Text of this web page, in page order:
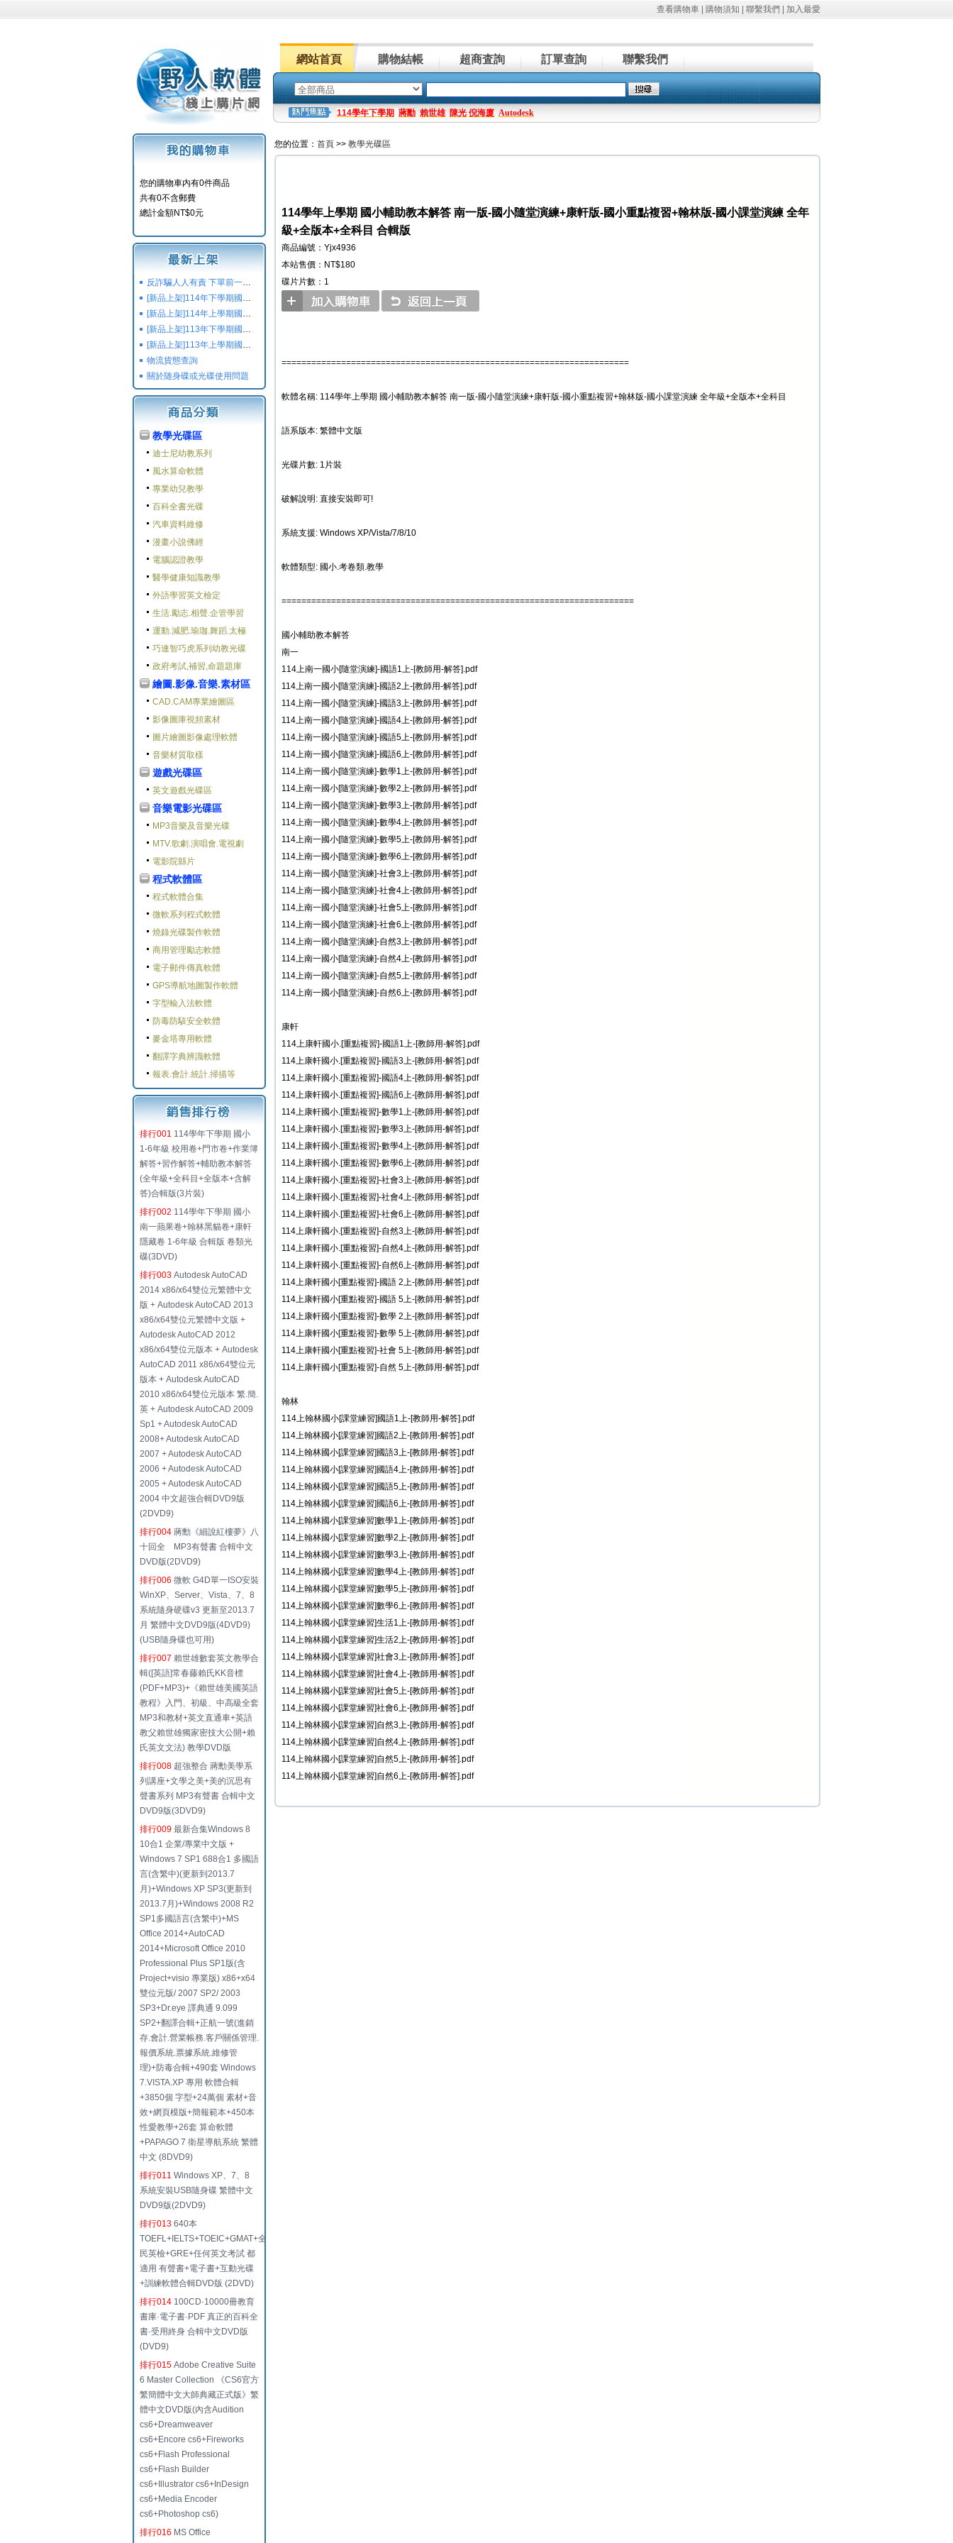
查看購物車 購物須知 聯繫我們 加入最愛
網站首頁 購物結帳 超商査詢 訂單查詢 聯繫我們
114學年下學期 蔣勳 賴世雄 陳光 倪海廈 Autodesk
您的購物車内有0件商品
共有0不含郵費
總計金額NT$0元
反詐騙人人有責 下單前一定要注意
[新品上架]114年下學期國小國中高中命題光碟,校用卷,習作
[新品上架]114年上學期國小國中高中命題光碟,校用卷,習作
[新品上架]113年下學期國小國中高中命題光碟,校用卷,習作
[新品上架]113年上學期國小國中高中命題光碟,校用卷,習作
物流貨態查詢
關於随身碟或光碟使用問題
教學光碟區
迪士尼幼教系列
風水算命軟體
專業幼兒教學
百科全書光碟
汽車資料維修
漫畫小說佛經
電腦認證教學
醫學健康知識教學
外語學習英文檢定
生活.勵志.相聲.企管學習
運動.減肥.瑜珈.舞蹈.太極
巧連智巧虎系列幼教光碟
政府考試,補習,命題題庫
繪圖.影像.音樂.素材區
CAD.CAM專業繪圖區
影像圖庫視頻素材
圖片繪圖影像處理軟體
音樂材質取樣
遊戲光碟區
英文遊戲光碟區
音樂電影光碟區
MP3音樂及音樂光碟
MTV.歌劇.演唱會.電視劇
電影院縣片
程式軟體區
程式軟體合集
微軟系列程式軟體
燒錄光碟製作軟體
商用管理勵志軟體
電子郵件傳真軟體
GPS導航地圖製作軟體
字型輸入法軟體
防毒防駭安全軟體
麥金塔專用軟體
翻譯字典辨識軟體
報表.會計.統計.掃描等
排行001 114學年下學期 國小
1-6年級 校用卷+門市卷+作業簿
解答+習作解答+輔助教本解答
(全年級+全科目+全版本+含解
答)合輯版(3片裝)
排行002 114學年下學期 國小
南一蘋果卷+翰林黑貓卷+康軒
隱藏卷 1-6年級 合輯版 卷類光
碟(3DVD)
排行003 Autodesk AutoCAD
2014 x86/x64雙位元繁體中文
版 + Autodesk AutoCAD 2013
x86/x64雙位元繁體中文版 +
Autodesk AutoCAD 2012
x86/x64雙位元版本 + Autodesk
AutoCAD 2011 x86/x64雙位元
版本 + Autodesk AutoCAD
2010 x86/x64雙位元版本 繁.簡.
英 + Autodesk AutoCAD 2009
Sp1 + Autodesk AutoCAD
2008+ Autodesk AutoCAD
2007 + Autodesk AutoCAD
2006 + Autodesk AutoCAD
2005 + Autodesk AutoCAD
2004 中文超強合輯DVD9版
(2DVD9)
排行004 蔣勳《細說紅樓夢》八
十回全 MP3有聲書 合輯中文
DVD版(2DVD9)
排行006 微軟 G4D單一ISO安裝
WinXP、Server、Vista、7、8
系統隨身硬碟v3 更新至2013.7
月 繁體中文DVD9版(4DVD9)
(USB隨身碟也可用)
排行007 賴世雄數套英文教學合
輯([英語]常春藤賴氏KK音標
(PDF+MP3)+《賴世雄美國英語
教程》入門、初級、中高級全套
MP3和教材+英文直通車+英語
教父賴世雄獨家密技大公開+賴
氏英文文法) 教學DVD版
排行008 超強整合 蔣勳美學系
列講座+文學之美+美的沉思有
聲書系列 MP3有聲書 合輯中文
DVD9版(3DVD9)
排行009 最新合集Windows 8
10合1 企業/專業中文版 +
Windows 7 SP1 688合1 多國語
言(含繁中)(更新到2013.7
月)+Windows XP SP3(更新到
2013.7月)+Windows 2008 R2
SP1多國語言(含繁中)+MS
Office 2014+AutoCAD
2014+Microsoft Office 2010
Professional Plus SP1版(含
Project+visio 專業版) x86+x64
雙位元版/ 2007 SP2/ 2003
SP3+Dr.eye 譯典通 9.099
SP2+翻譯合輯+正航一號(進銷
存.會計.營業帳務.客戶關係管理.
報價系統.票據系統.維修管
理)+防毒合輯+490套 Windows
7.VISTA.XP 專用 軟體合輯
+3850個 字型+24萬個 素材+音
效+網頁模版+簡報範本+450本
性愛教學+26套 算命軟體
+PAPAGO 7 衛星導航系統 繁體
中文 (8DVD9)
排行011 Windows XP、7、8
系統安裝USB隨身碟 繁體中文
DVD9版(2DVD9)
排行013 640本
TOEFL+IELTS+TOEIC+GMAT+全
民英檢+GRE+任何英文考試 都
適用 有聲書+電子書+互動光碟
+訓練軟體合輯DVD版 (2DVD)
排行014 100CD·10000冊教育
書庫·電子書·PDF 真正的百科全
書·受用終身 合輯中文DVD版
(DVD9)
排行015 Adobe Creative Suite
6 Master Collection 《CS6官方
繁簡體中文大師典藏正式版》繁
體中文DVD版(內含Audition
cs6+Dreamweaver
cs6+Encore cs6+Fireworks
cs6+Flash Professional
cs6+Flash Builder
cs6+Illustrator cs6+InDesign
cs6+Media Encoder
cs6+Photoshop cs6)
排行016 MS Office
您的位置： 首頁 >> 教學光碟區
114學年上學期 國小輔助教本解答 南一版-國小隨堂演練+康軒版-國小重點複習+翰林版-國小課堂演練 全年
級+全版本+全科目 合輯版
商品編號：Yjx4936
本站售價：NT$180
碟片片數：1
======================================================================
軟體名稱: 114學年上學期 國小輔助教本解答 南一版-國小隨堂演練+康軒版-國小重點複習+翰林版-國小課堂演練 全年級+全版本+全科目
語系版本: 繁體中文版
光碟片數: 1片裝
破解說明: 直接安裝即可!
系統支援: Windows XP/Vista/7/8/10
軟體類型: 國小.考卷類.教學
=======================================================================
國小輔助教本解答
南一
114上南一國小[隨堂演練]-國語1上-[教師用-解答].pdf
114上南一國小[隨堂演練]-國語2上-[教師用-解答].pdf
114上南一國小[隨堂演練]-國語3上-[教師用-解答].pdf
114上南一國小[隨堂演練]-國語4上-[教師用-解答].pdf
114上南一國小[隨堂演練]-國語5上-[教師用-解答].pdf
114上南一國小[隨堂演練]-國語6上-[教師用-解答].pdf
114上南一國小[隨堂演練]-數學1上-[教師用-解答].pdf
114上南一國小[隨堂演練]-數學2上-[教師用-解答].pdf
114上南一國小[隨堂演練]-數學3上-[教師用-解答].pdf
114上南一國小[隨堂演練]-數學4上-[教師用-解答].pdf
114上南一國小[隨堂演練]-數學5上-[教師用-解答].pdf
114上南一國小[隨堂演練]-數學6上-[教師用-解答].pdf
114上南一國小[隨堂演練]-社會3上-[教師用-解答].pdf
114上南一國小[隨堂演練]-社會4上-[教師用-解答].pdf
114上南一國小[隨堂演練]-社會5上-[教師用-解答].pdf
114上南一國小[隨堂演練]-社會6上-[教師用-解答].pdf
114上南一國小[隨堂演練]-自然3上-[教師用-解答].pdf
114上南一國小[隨堂演練]-自然4上-[教師用-解答].pdf
114上南一國小[隨堂演練]-自然5上-[教師用-解答].pdf
114上南一國小[隨堂演練]-自然6上-[教師用-解答].pdf
康軒
114上康軒國小.[重點複習]-國語1上-[教師用-解答].pdf
114上康軒國小.[重點複習]-國語3上-[教師用-解答].pdf
114上康軒國小.[重點複習]-國語4上-[教師用-解答].pdf
114上康軒國小.[重點複習]-國語6上-[教師用-解答].pdf
114上康軒國小.[重點複習]-數學1上-[教師用-解答].pdf
114上康軒國小.[重點複習]-數學3上-[教師用-解答].pdf
114上康軒國小.[重點複習]-數學4上-[教師用-解答].pdf
114上康軒國小.[重點複習]-數學6上-[教師用-解答].pdf
114上康軒國小.[重點複習]-社會3上-[教師用-解答].pdf
114上康軒國小.[重點複習]-社會4上-[教師用-解答].pdf
114上康軒國小.[重點複習]-社會6上-[教師用-解答].pdf
114上康軒國小.[重點複習]-自然3上-[教師用-解答].pdf
114上康軒國小.[重點複習]-自然4上-[教師用-解答].pdf
114上康軒國小.[重點複習]-自然6上-[教師用-解答].pdf
114上康軒國小[重點複習]-國語 2上-[教師用-解答].pdf
114上康軒國小[重點複習]-國語 5上-[教師用-解答].pdf
114上康軒國小[重點複習]-數學 2上-[教師用-解答].pdf
114上康軒國小[重點複習]-數學 5上-[教師用-解答].pdf
114上康軒國小[重點複習]-社會 5上-[教師用-解答].pdf
114上康軒國小[重點複習]-自然 5上-[教師用-解答].pdf
翰林
114上翰林國小[課堂練習]國語1上-[教師用-解答].pdf
114上翰林國小[課堂練習]國語2上-[教師用-解答].pdf
114上翰林國小[課堂練習]國語3上-[教師用-解答].pdf
114上翰林國小[課堂練習]國語4上-[教師用-解答].pdf
114上翰林國小[課堂練習]國語5上-[教師用-解答].pdf
114上翰林國小[課堂練習]國語6上-[教師用-解答].pdf
114上翰林國小[課堂練習]數學1上-[教師用-解答].pdf
114上翰林國小[課堂練習]數學2上-[教師用-解答].pdf
114上翰林國小[課堂練習]數學3上-[教師用-解答].pdf
114上翰林國小[課堂練習]數學4上-[教師用-解答].pdf
114上翰林國小[課堂練習]數學5上-[教師用-解答].pdf
114上翰林國小[課堂練習]數學6上-[教師用-解答].pdf
114上翰林國小[課堂練習]生活1上-[教師用-解答].pdf
114上翰林國小[課堂練習]生活2上-[教師用-解答].pdf
114上翰林國小[課堂練習]社會3上-[教師用-解答].pdf
114上翰林國小[課堂練習]社會4上-[教師用-解答].pdf
114上翰林國小[課堂練習]社會5上-[教師用-解答].pdf
114上翰林國小[課堂練習]社會6上-[教師用-解答].pdf
114上翰林國小[課堂練習]自然3上-[教師用-解答].pdf
114上翰林國小[課堂練習]自然4上-[教師用-解答].pdf
114上翰林國小[課堂練習]自然5上-[教師用-解答].pdf
114上翰林國小[課堂練習]自然6上-[教師用-解答].pdf